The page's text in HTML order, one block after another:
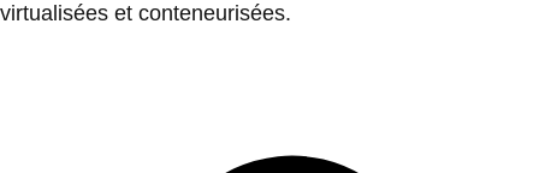
virtualisées et conteneurisées.